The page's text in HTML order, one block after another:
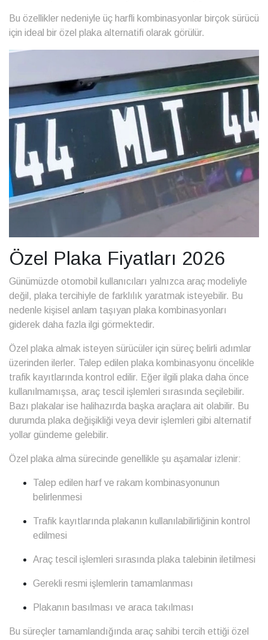
Bu özellikler nedeniyle üç harfli kombinasyonlar birçok sürücü
için ideal bir özel plaka alternatifi olarak görülür.
Özel Plaka Fiyatları 2026
Günümüzde otomobil kullanıcıları yalnızca araç modeliyle
değil, plaka tercihiyle de farklılık yaratmak isteyebilir. Bu
nedenle kişisel anlam taşıyan plaka kombinasyonları
giderek daha fazla ilgi görmektedir.
Özel plaka almak isteyen sürücüler için süreç belirli adımlar
üzerinden ilerler. Talep edilen plaka kombinasyonu öncelikle
trafik kayıtlarında kontrol edilir. Eğer ilgili plaka daha önce
kullanılmamışsa, araç tescil işlemleri sırasında seçilebilir.
Bazı plakalar ise halihazırda başka araçlara ait olabilir. Bu
durumda plaka değişikliği veya devir işlemleri gibi alternatif
yollar gündeme gelebilir.
Özel plaka alma sürecinde genellikle şu aşamalar izlenir:
Talep edilen harf ve rakam kombinasyonunun
belirlenmesi
Trafik kayıtlarında plakanın kullanılabilirliğinin kontrol
edilmesi
Araç tescil işlemleri sırasında plaka talebinin iletilmesi
Gerekli resmi işlemlerin tamamlanması
Plakanın basılması ve araca takılması
Bu süreçler tamamlandığında araç sahibi tercih ettiği özel